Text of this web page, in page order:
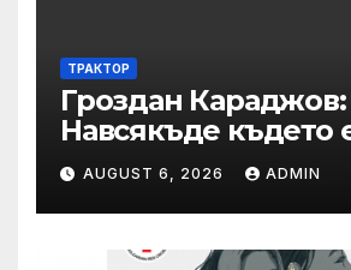
ТРАКТОР
Гроздан Караджов:
Навсякъде където
възможна човешка
в железницата,
има система за
контрол
AUGUST 6, 2026 ADMIN